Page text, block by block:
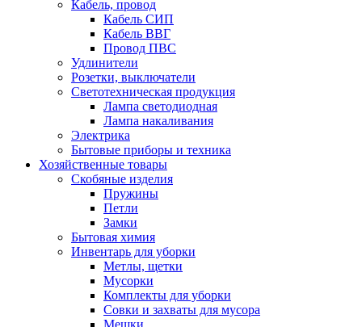
Кабель, провод
Кабель СИП
Кабель ВВГ
Провод ПВС
Удлинители
Розетки, выключатели
Cветотехническая продукция
Лампа светодиодная
Лампа накаливания
Электрика
Бытовые приборы и техника
Хозяйственные товары
Скобяные изделия
Пружины
Петли
Замки
Бытовая химия
Инвентарь для уборки
Метлы, щетки
Мусорки
Комплекты для уборки
Совки и захваты для мусора
Мешки